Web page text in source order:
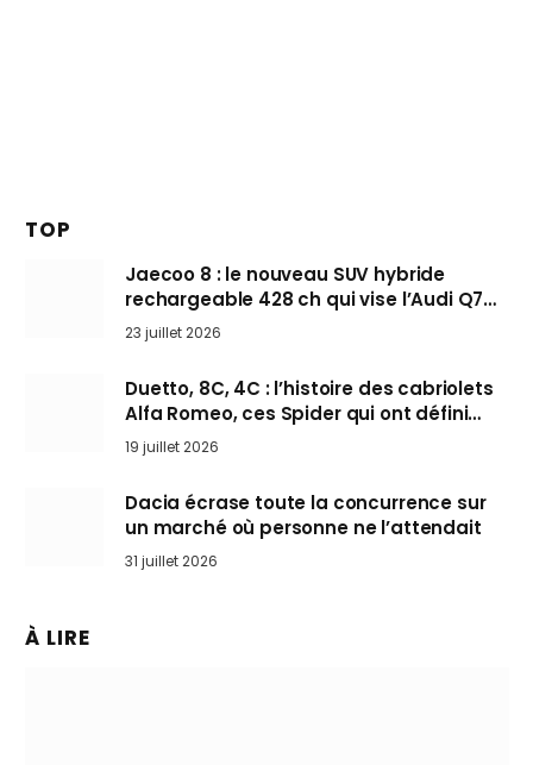
TOP
Jaecoo 8 : le nouveau SUV hybride
rechargeable 428 ch qui vise l’Audi Q7
arrive en Europe cet automne
23 juillet 2026
Duetto, 8C, 4C : l’histoire des cabriolets
Alfa Romeo, ces Spider qui ont défini
l’art de rouler cheveux au vent
19 juillet 2026
Dacia écrase toute la concurrence sur
un marché où personne ne l’attendait
31 juillet 2026
À LIRE